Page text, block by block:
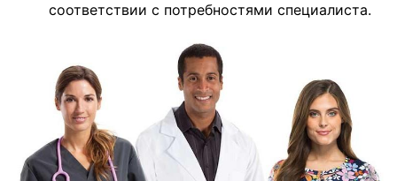
соответствии с потребностями специалиста.